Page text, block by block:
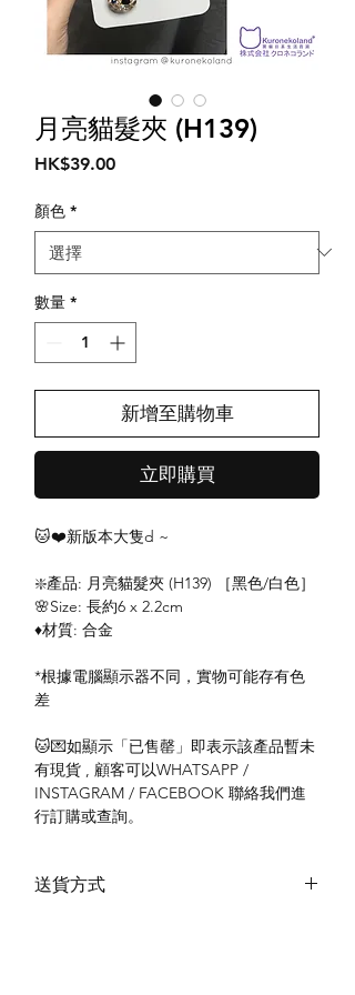
月亮貓髮夾 (H139)
HK$39.00價
顏色 *
數量 *
新增至購物車
立即購買
🐱❤️新版本大隻d ~
❇️產品: 月亮貓髮夾 (H139) ［黑色/白色］
🌸Size: 長約6 x 2.2cm
♦️材質: 合金
*根據電腦顯示器不同，實物可能存有色
差
🐱💌如顯示「已售罄」即表示該產品暫未
有現貨 , 顧客可以WHATSAPP /
INSTAGRAM / FACEBOOK 聯絡我們進
行訂購或查詢。
送貨方式